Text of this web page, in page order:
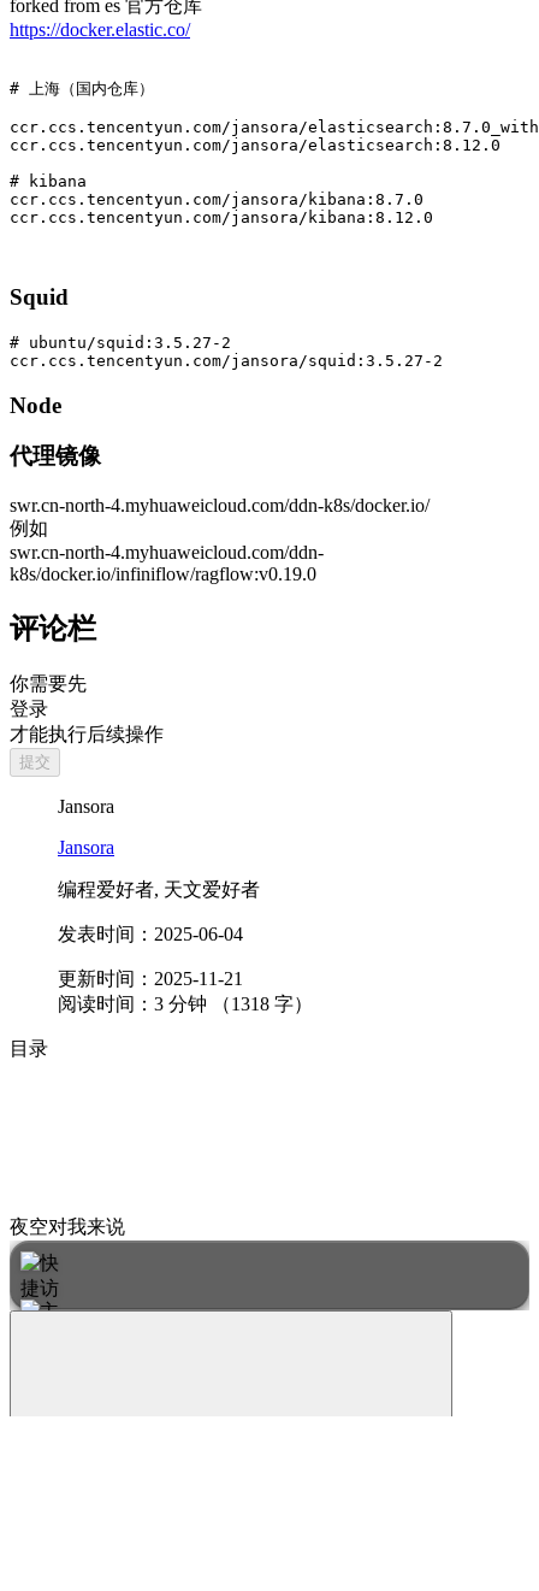
forked from es 官方仓库
https://docker.elastic.co/
# 上海（国内仓库）
# kibana
Squid
# ubuntu/squid:3.5.27-2
Node
代理镜像
swr.cn-north-4.myhuaweicloud.com/ddn-k8s/docker.io/
例如
swr.cn-north-4.myhuaweicloud.com/ddn-
k8s/docker.io/infiniflow/ragflow:v0.19.0
评论栏
你需要先
登录
才能执行后续操作
提交
Jansora
Jansora
编程爱好者, 天文爱好者
发表时间： 2025-06-04
更新时间： 2025-11-21
阅读时间： 3 分钟 （1318 字）
目录
夜空对我来说